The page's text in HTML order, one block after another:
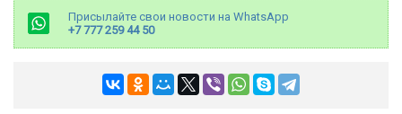
Присылайте свои новости на WhatsApp
+7 777 259 44 50